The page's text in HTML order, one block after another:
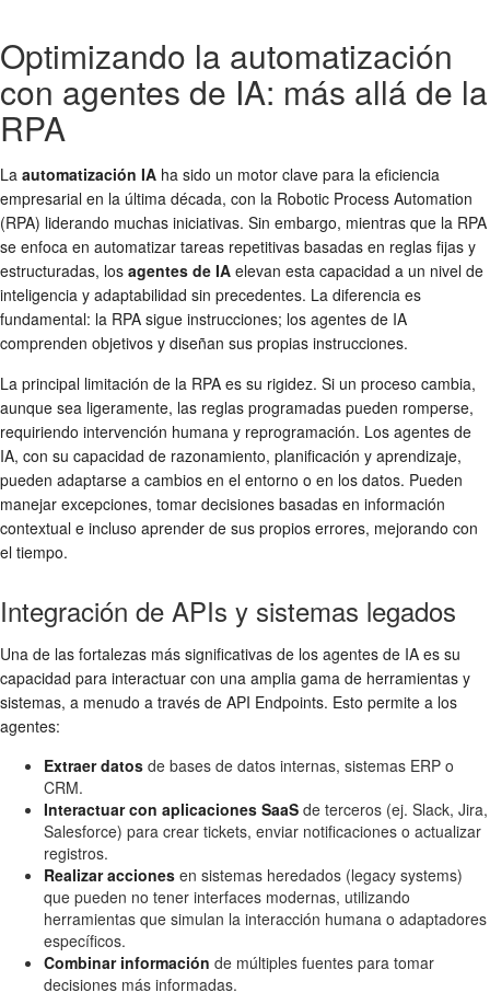
Optimizando la automatización
con agentes de IA: más allá de la
RPA
La automatización IA ha sido un motor clave para la eficiencia
empresarial en la última década, con la Robotic Process Automation
(RPA) liderando muchas iniciativas. Sin embargo, mientras que la RPA
se enfoca en automatizar tareas repetitivas basadas en reglas fijas y
estructuradas, los agentes de IA elevan esta capacidad a un nivel de
inteligencia y adaptabilidad sin precedentes. La diferencia es
fundamental: la RPA sigue instrucciones; los agentes de IA
comprenden objetivos y diseñan sus propias instrucciones.
La principal limitación de la RPA es su rigidez. Si un proceso cambia,
aunque sea ligeramente, las reglas programadas pueden romperse,
requiriendo intervención humana y reprogramación. Los agentes de
IA, con su capacidad de razonamiento, planificación y aprendizaje,
pueden adaptarse a cambios en el entorno o en los datos. Pueden
manejar excepciones, tomar decisiones basadas en información
contextual e incluso aprender de sus propios errores, mejorando con
el tiempo.
Integración de APIs y sistemas legados
Una de las fortalezas más significativas de los agentes de IA es su
capacidad para interactuar con una amplia gama de herramientas y
sistemas, a menudo a través de API Endpoints. Esto permite a los
agentes:
Extraer datos de bases de datos internas, sistemas ERP o
CRM.
Interactuar con aplicaciones SaaS de terceros (ej. Slack, Jira,
Salesforce) para crear tickets, enviar notificaciones o actualizar
registros.
Realizar acciones en sistemas heredados (legacy systems)
que pueden no tener interfaces modernas, utilizando
herramientas que simulan la interacción humana o adaptadores
específicos.
Combinar información de múltiples fuentes para tomar
decisiones más informadas.